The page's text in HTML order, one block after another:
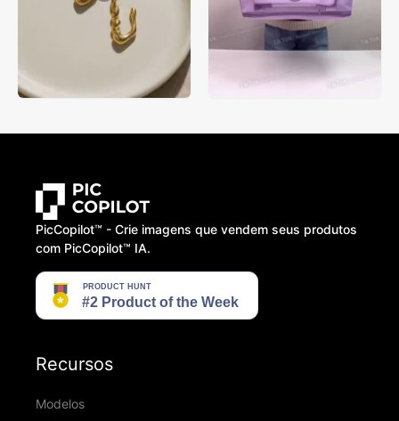
PicCopilot™️ - Crie imagens que vendem seus produtos
com PicCopilot™️ IA.
Recursos
Modelos